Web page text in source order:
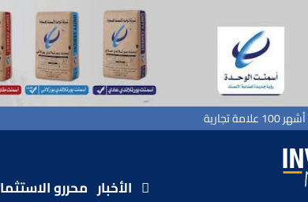
علامة تجارية
الأخبار محررو